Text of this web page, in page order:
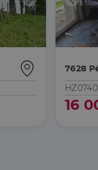
7628
16
_fbp
Meta
Inc.
.dh.hu
_gcl_au
Google
.dh.hu